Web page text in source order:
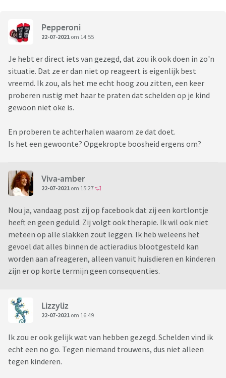
Pepperoni
22-07-2021 om 14:55
Je hebt er direct iets van gezegd, dat zou ik ook doen in zo'n
situatie. Dat ze er dan niet op reageert is eigenlijk best
vreemd. Ik zou, als het me echt hoog zou zitten, een keer
proberen rustig met haar te praten dat schelden op je kind
gewoon niet oke is.
En proberen te achterhalen waarom ze dat doet.
Is het een gewoonte? Opgekropte boosheid ergens om?
Viva-amber
22-07-2021 om 15:27
Nou ja, vandaag post zij op facebook dat zij een kortlontje
heeft en geen geduld. Zij volgt ook therapie. Ik wil ook niet
meteen op alle slakken zout leggen. Ik heb weleens het
gevoel dat alles binnen de actieradius blootgesteld kan
worden aan afreageren, alleen vanuit huisdieren en kinderen
zijn er op korte termijn geen consequenties.
Lizzyliz
22-07-2021 om 16:49
Ik zou er ook gelijk wat van hebben gezegd. Schelden vind ik
echt een no go. Tegen niemand trouwens, dus niet alleen
tegen kinderen.